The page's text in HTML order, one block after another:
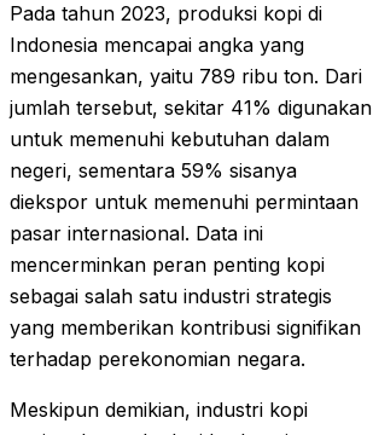
Pada tahun 2023, produksi kopi di
Indonesia mencapai angka yang
mengesankan, yaitu 789 ribu ton. Dari
jumlah tersebut, sekitar 41% digunakan
untuk memenuhi kebutuhan dalam
negeri, sementara 59% sisanya
diekspor untuk memenuhi permintaan
pasar internasional. Data ini
mencerminkan peran penting kopi
sebagai salah satu industri strategis
yang memberikan kontribusi signifikan
terhadap perekonomian negara.
Meskipun demikian, industri kopi